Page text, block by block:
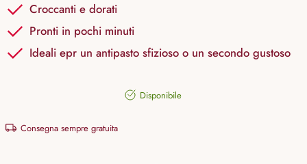
Croccanti e dorati
Pronti in pochi minuti
Ideali epr un antipasto sfizioso o un secondo gustoso
Disponibile
Consegna sempre gratuita